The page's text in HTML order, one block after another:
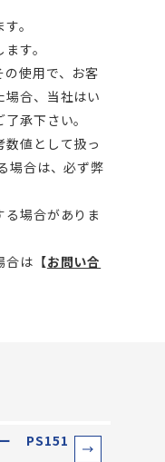
。
す。
使用で、お客
場合、当社はい
承下さい。
値として扱っ
場合は、必ず弊
場合がありま
合は 【お問い合
PS151